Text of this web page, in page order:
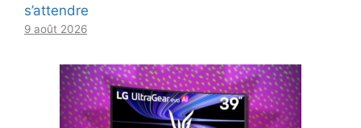
s’attendre
9 août 2026